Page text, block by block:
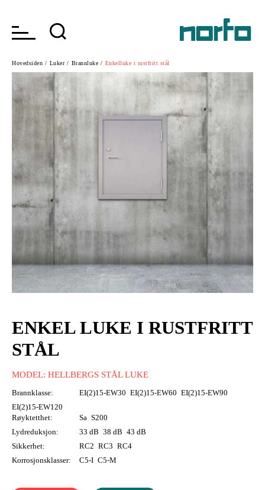
Hovedsiden / Luker / Brannluke / Enkelluke i rustfritt stål
ENKEL LUKE I RUSTFRITT
STÅL
MODEL: HELLBERGS STÅL LUKE
Brannklasse: EI(2)15-EW30 EI(2)15-EW60 EI(2)15-EW90
EI(2)15-EW120
Røyktetthet:
Sa S200
Lydreduksjon:
33 dB 38 dB 43 dB
Sikkerhet:
RC2 RC3 RC4
Korrosjonsklasser:
C5-I C5-M